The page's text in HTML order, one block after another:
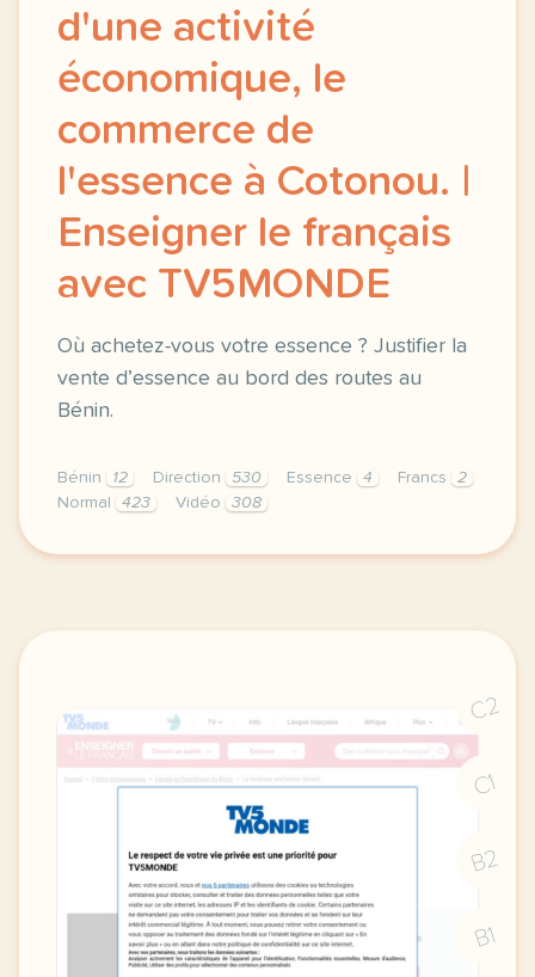
d'une activité
économique, le
commerce de
l'essence à Cotonou. |
Enseigner le français
avec TV5MONDE
Où achetez-vous votre essence ? Justifier la
vente d’essence au bord des routes au
Bénin.
Bénin 12 Direction 530 Essence 4 Francs
2
Normal
423 Vidéo 308
didomi host didomi components button cursor
C2
C1
B2
B1